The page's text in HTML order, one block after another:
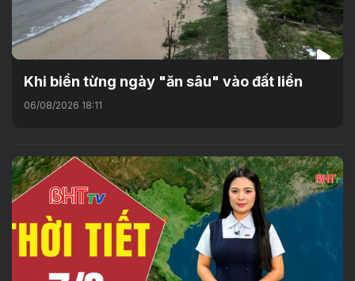
Khi biển từng ngày "ăn sâu" vào đất liền
06/08/2026 18:11